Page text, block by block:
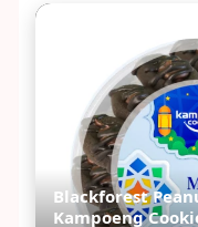
Blackforest
Kampoeng